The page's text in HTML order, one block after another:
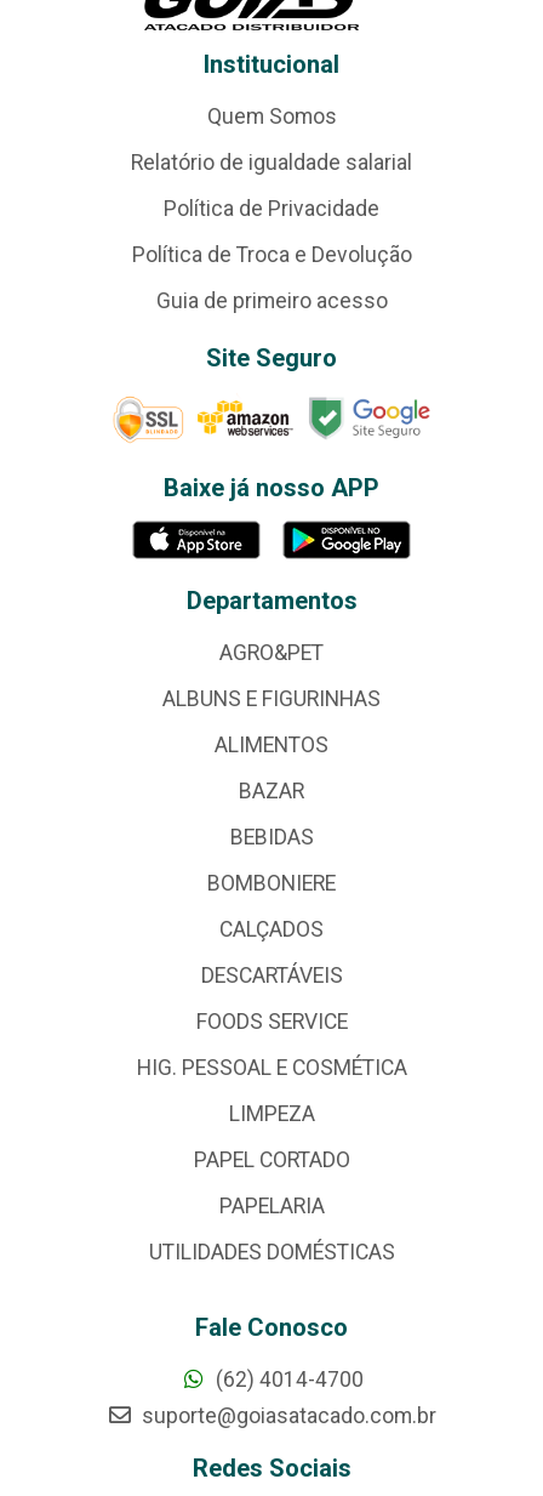
Institucional
Quem Somos
Relatório de igualdade salarial
Política de Privacidade
Política de Troca e Devolução
Guia de primeiro acesso
Site Seguro
Baixe já nosso APP
Departamentos
AGRO&PET
ALBUNS E FIGURINHAS
ALIMENTOS
BAZAR
BEBIDAS
BOMBONIERE
CALÇADOS
DESCARTÁVEIS
FOODS SERVICE
HIG. PESSOAL E COSMÉTICA
LIMPEZA
PAPEL CORTADO
PAPELARIA
UTILIDADES DOMÉSTICAS
Fale Conosco
(62) 4014-4700
suporte@goiasatacado.com.br
Redes Sociais